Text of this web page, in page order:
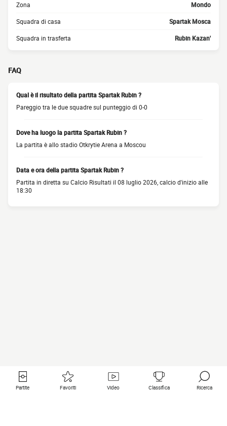
Zona Mondo
Squadra di casa Spartak Mosca
Squadra in trasferta Rubin Kazan'
FAQ
Qual è il risultato della partita Spartak Rubin ?
Pareggio tra le due squadre sul punteggio di 0-0
Dove ha luogo la partita Spartak Rubin ?
La partita è allo stadio Otkrytie Arena a Moscou
Data e ora della partita Spartak Rubin ?
Partita in diretta su Calcio Risultati il 08 luglio 2026, calcio d'inizio alle
18:30
Partite Favoriti Video Classifica Ricerca